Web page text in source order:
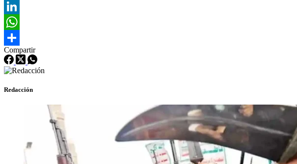
Email
LinkedIn
WhatsApp
Share
Compartir
Redacción